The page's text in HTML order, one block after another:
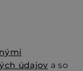
údajov a so